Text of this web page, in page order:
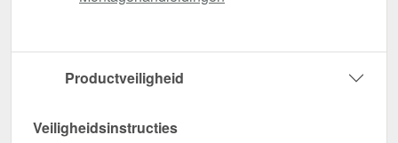
Productveiligheid
Veiligheidsinstructies